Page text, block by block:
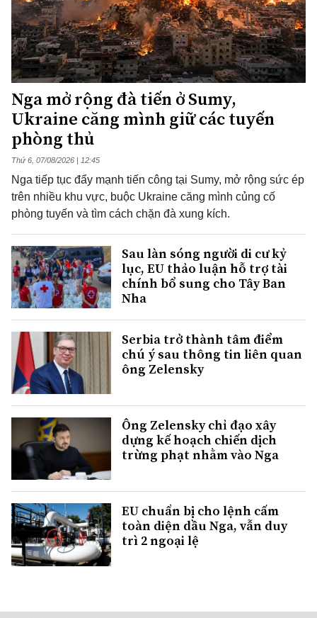
Nga mở rộng đà tiến ở Sumy,
Ukraine căng mình giữ các tuyến
phòng thủ
Thứ 6, 07/08/2026 | 12:45
Nga tiếp tục đẩy mạnh tiến công tại Sumy, mở rộng sức ép
trên nhiều khu vực, buộc Ukraine căng mình củng cố
phòng tuyến và tìm cách chặn đà xung kích.
Sau làn sóng người di cư kỷ
lục, EU thảo luận hỗ trợ tài
chính bổ sung cho Tây Ban
Nha
Serbia trở thành tâm điểm
chú ý sau thông tin liên quan
ông Zelensky
Ông Zelensky chỉ đạo xây
dựng kế hoạch chiến dịch
trừng phạt nhằm vào Nga
EU chuẩn bị cho lệnh cấm
toàn diện dầu Nga, vẫn duy
trì 2 ngoại lệ